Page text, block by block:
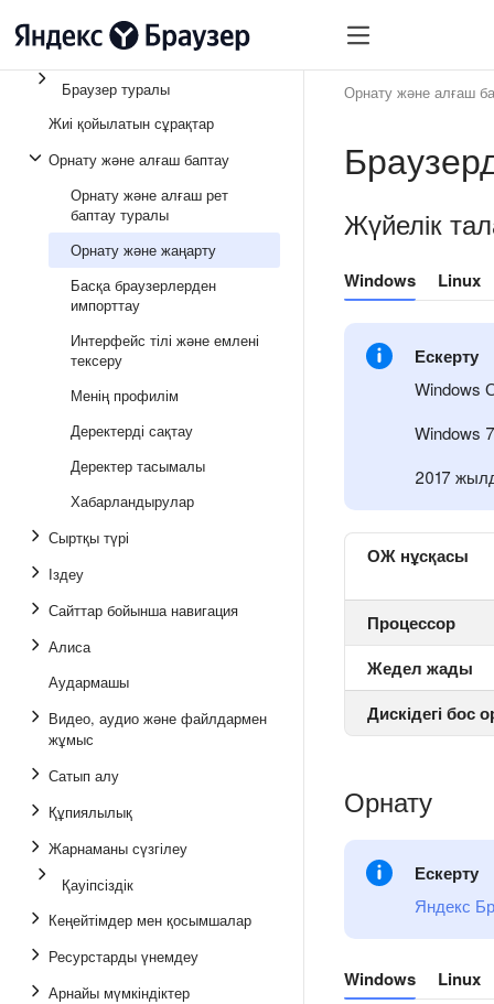
Браузер туралы
Жиі қойылатын сұрақтар
Орнату және алғаш баптау
Орнату және алғаш рет
баптау туралы
Орнату және жаңарту
Басқа браузерлерден
импорттау
Интерфейс тілі және емлені
тексеру
Менің профилім
Деректерді сақтау
Деректер тасымалы
Хабарландырулар
Сыртқы түрі
Іздеу
Сайттар бойынша навигация
Алиса
Аудармашы
Видео, аудио және файлдармен
жұмыс
Сатып алу
Құпиялылық
Жарнаманы сүзгілеу
Қауіпсіздік
Кеңейтімдер мен қосымшалар
Ресурстарды үнемдеу
Арнайы мүмкіндіктер
Орнату және алғаш
Жүйелік
Windows Linux
Ескерту
Windows
Windows
2017
ОЖ нұсқасы
Процессор
Жедел жады
Дискідегі бос
Орнату
Ескерту
Яндекс
Windows Linux